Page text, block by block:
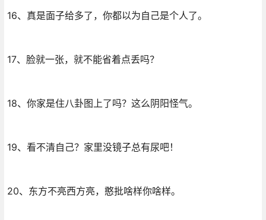
16、真是面子给多了，你都以为自己是个人了。
17、脸就一张，就不能省着点丢吗？
18、你家是住八卦图上了吗？这么阴阳怪气。
19、看不清自己？家里没镜子总有尿吧！
20、东方不亮西方亮，憨批啥样你啥样。